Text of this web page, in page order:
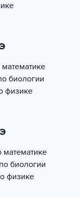
биологии
физике
биологии
физике